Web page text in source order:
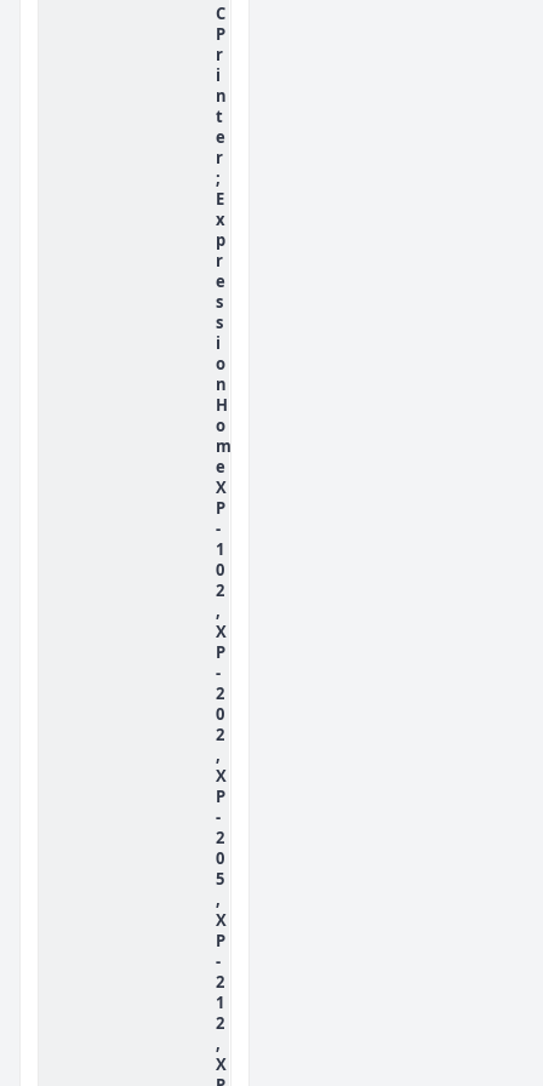
C
P
r
i
n
t
e
r
;
E
x
p
r
e
s
s
i
o
n
H
o
m
e
X
P
-
1
0
2
,
X
P
-
2
0
2
,
X
P
-
2
0
5
,
X
P
-
2
1
2
,
X